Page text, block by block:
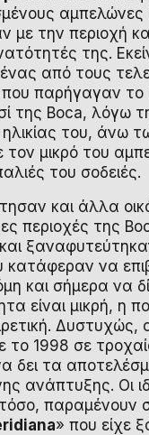
αμπελώνες
με την περιοχή
της.
από τους
παρήγαγαν το
της Boca, λόγω
του, άνω
τον μικρό του
του σοδειές.
και άλλα
περιοχές της
να
και σήμερα να
είναι μικρή, η
Δυστυχώς,
το 1998 σε
δει τα
ανάπτυξης. Οι
παραμένουν
» που είχε